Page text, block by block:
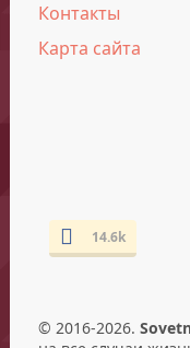
Контакты
Карта сайта
14.6k
© 2016-2026.